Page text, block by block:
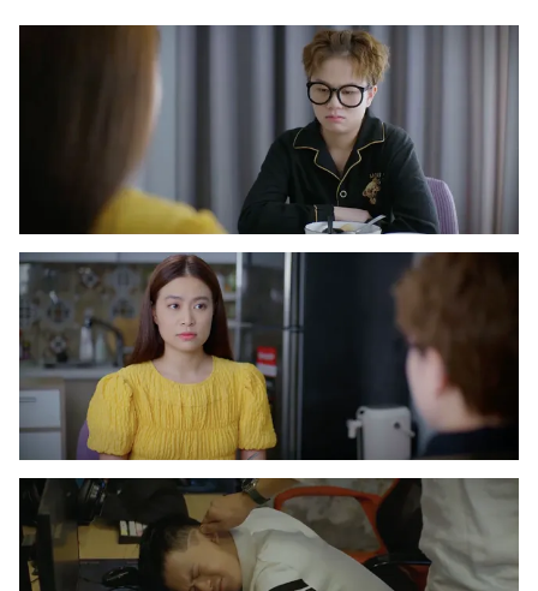
Lịch phát sóng
Emagazine Podcast
Photo Infographic
Video Shorts video
VTV Money VTV Thể thao
VTV Sức khoẻ Bất động sản
Thị trường 24h Tấm lòng Việt